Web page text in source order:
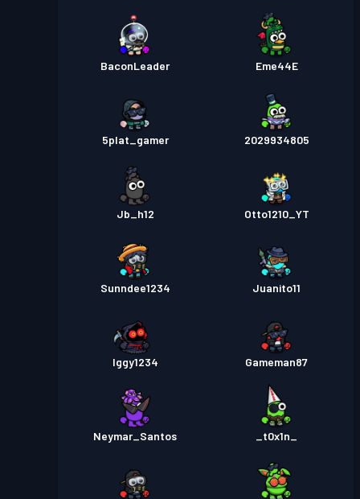
BaconLeader Eme44E
5plat_gamer 2029934805
Jb_h12 Otto1210_YT
Sunndee1234 Juanito11
Iggy1234 Gameman87
Neymar_Santos _t0x1n_